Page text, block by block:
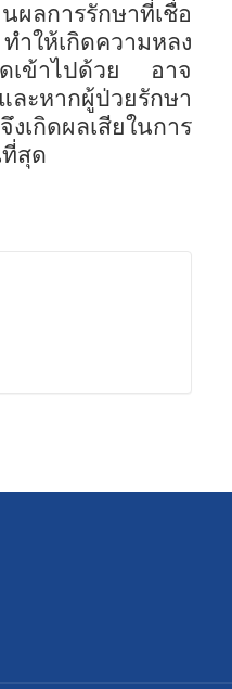
ผลการรักษาที่เชื่อ
ทำให้เกิดความหลง
เข้าไปด้วย
อาจ
ะหากผู้ป่วยรักษา
จึงเกิดผลเสียในการ
สุด